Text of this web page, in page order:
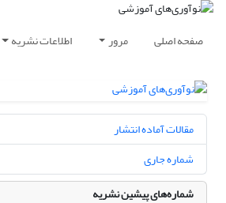
صفحه اصلی مرور اطلاعات نشریه
مقالات آماده انتشار
شماره جاری
شماره‌های پیشین نشریه